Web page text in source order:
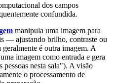
dos campos
confundida.
manipula uma imagem para
— ajustando brilho, contraste ou
é outra imagem. A
imagem como entrada e gera
pessoas nesta sala"). A visão
o processamento de